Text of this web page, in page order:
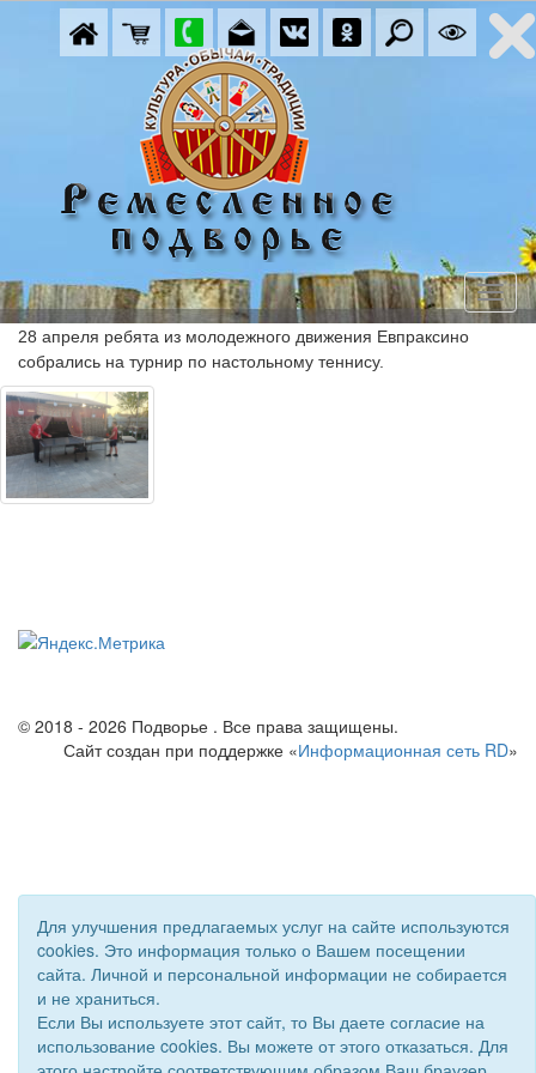
28 апреля ребята из молодежного движения Евпраксино
собрались на турнир по настольному теннису.
© 2018 - 2026 Подворье . Все права защищены.
Сайт создан при поддержке «Информационная сеть RD»
Для улучшения предлагаемых услуг на сайте используются
cookies. Это информация только о Вашем посещении
сайта. Личной и персональной информации не собирается
и не храниться.
Если Вы используете этот сайт, то Вы даете согласие на
использование cookies. Вы можете от этого отказаться. Для